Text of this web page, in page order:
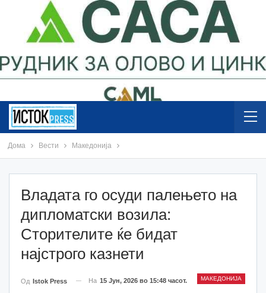
Дома Вести Македонија
Владата го осуди палењето на
дипломатски возила:
Сторителите ќе бидат
најстрого казнети
МАКЕДОНИЈА
Од Istok Press На 15 Јун, 2026 во 15:48 часот.